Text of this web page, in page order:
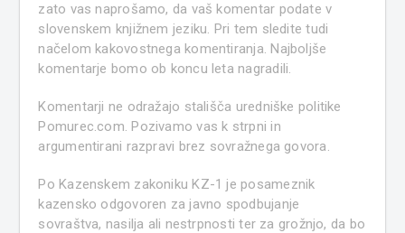
zato vas naprošamo, da vaš komentar podate v
slovenskem knjižnem jeziku. Pri tem sledite tudi
načelom kakovostnega komentiranja. Najboljše
komentarje bomo ob koncu leta nagradili.
Komentarji ne odražajo stališča uredniške politike
Pomurec.com. Pozivamo vas k strpni in
argumentirani razpravi brez sovražnega govora.
Po Kazenskem zakoniku KZ-1 je posameznik
kazensko odgovoren za javno spodbujanje
sovraštva, nasilja ali nestrpnosti ter za grožnjo, da bo